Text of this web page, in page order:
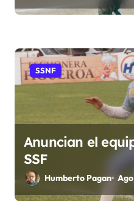
SSNF
Anuncian el
SSF
Humberto Pagan